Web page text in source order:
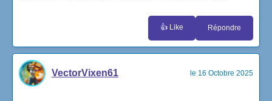
👍 Like Répondre
VectorVixen61 le 16 Octobre 2025